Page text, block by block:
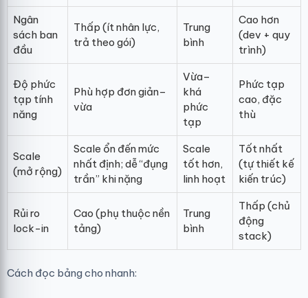
Ngân
sách ban
đầu
Thấp (ít nhân lực,
trả theo gói)
Trung
bình
Cao hơn
(dev + quy
trình)
Độ phức
tạp tính
năng
Phù hợp đơn giản–
vừa
Vừa–
khá
phức
tạp
Phức tạp
cao, đặc
thù
Scale
(mở rộng)
Scale ổn đến mức
nhất định; dễ “đụng
trần” khi nặng
Scale
tốt hơn,
linh hoạt
Tốt nhất
(tự thiết kế
kiến trúc)
Rủi ro
lock-in
Cao (phụ thuộc nền
tảng)
Trung
bình
Thấp (chủ
động
stack)
Cách đọc bảng cho nhanh: